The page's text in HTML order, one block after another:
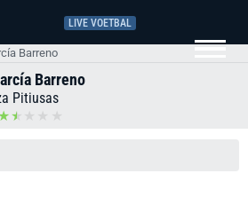
LIVE VOETBAL
Barreno
Barreno
Pitiusas